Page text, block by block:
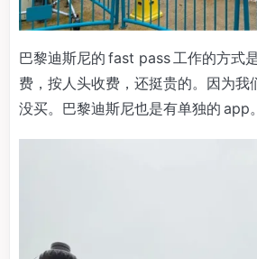
巴黎迪斯尼的 fast pass 工作的方式
费，按人头收费，还挺贵的。因为我
没买。巴黎迪斯尼也是有单独的 app。